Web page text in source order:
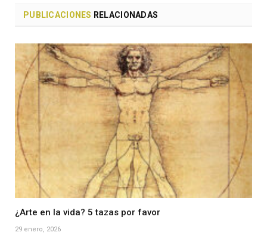
PUBLICACIONES RELACIONADAS
¿Arte en la vida? 5 tazas por favor
29 enero, 2026